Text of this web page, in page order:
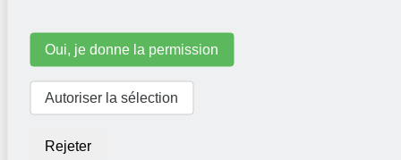
Oui, je donne la permission
Autoriser la sélection
Rejeter
Terra Cotta Showbox Pavot Coquelicot 60x